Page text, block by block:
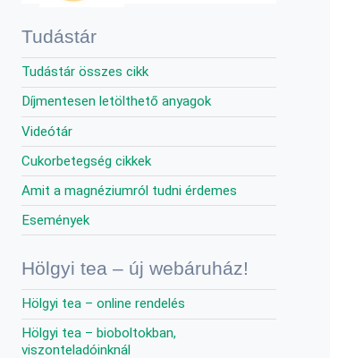
Tudástár
Tudástár összes cikk
Díjmentesen letölthető anyagok
Videótár
Cukorbetegség cikkek
Amit a magnéziumról tudni érdemes
Események
Hölgyi tea – új webáruház!
Hölgyi tea – online rendelés
Hölgyi tea – bioboltokban,
viszonteladóinknál